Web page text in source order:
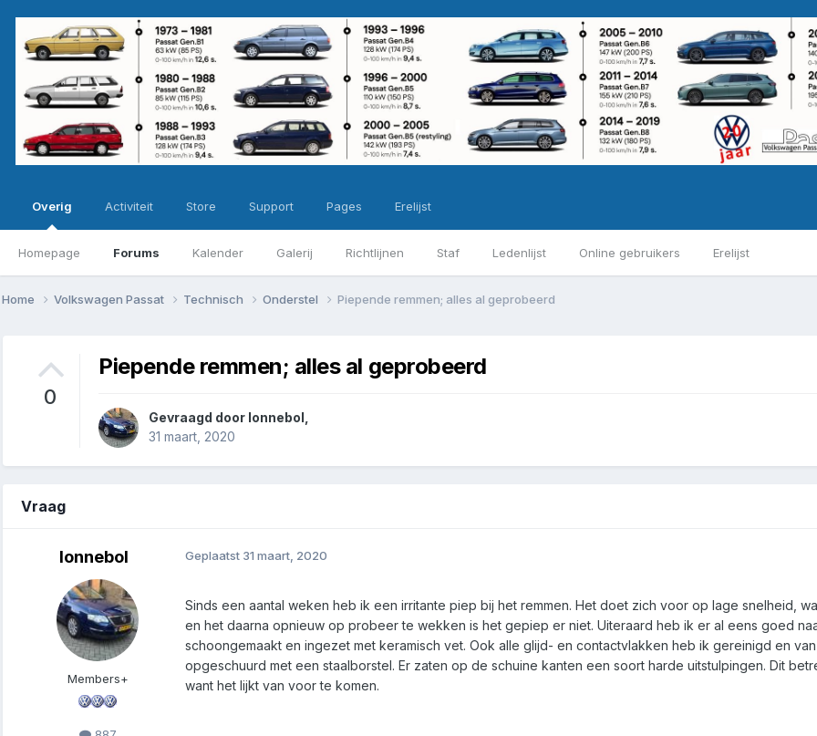
Overig
Homepage Forums Kalender Galerij Richtlijnen Staf Ledenlijst Online gebruikers Erelijst
Activiteit Store Support Pages Erelijst
Home Volkswagen Passat Technisch Onderstel Piepende remmen; alles al geprobeerd
0
Piepende remmen; alles al geprobeerd
Gevraagd door lonnebol
31 maart, 2020
Vraag
lonnebol
Members+
Geplaatst 31 maart, 2020
Sinds een aantal weken heb ik een irritante piep bij het remmen. Het doet zich voor op lage snelheid,
en het daarna opnieuw op probeer te wekken is het gepiep er niet. Uiteraard heb ik er al eens goed
schoongemaakt en ingezet met keramisch vet. Ook alle glijd- en contactvlakken heb ik gereinigd en
opgeschuurd met een staalborstel. Er zaten op de schuine kanten een soort harde uitstulpingen. Dit
want het lijkt van voor te komen.